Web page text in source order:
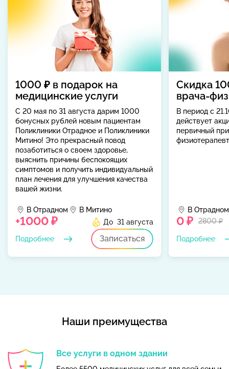
1000 ₽ в подарок на
медицинские услуги
С 20 мая по 31 августа дарим 1000
бонусных рублей новым пациентам
Поликлиники Отрадное и Поликлиники
Митино! Это прекрасный повод
позаботиться о своем здоровье,
выяснить причины беспокоящих
симптомов и получить индивидуальный
план лечения для улучшения качества
вашей жизни.
В Отрадном В Митино
+1000 ₽ До 31 августа
Записаться
Подробнее
Скидка
врача-
В период с
действует
первичный
В Отрадном
0 ₽ 2800 ₽
Подробнее
Наши преимущества
Все услуги в одном здании